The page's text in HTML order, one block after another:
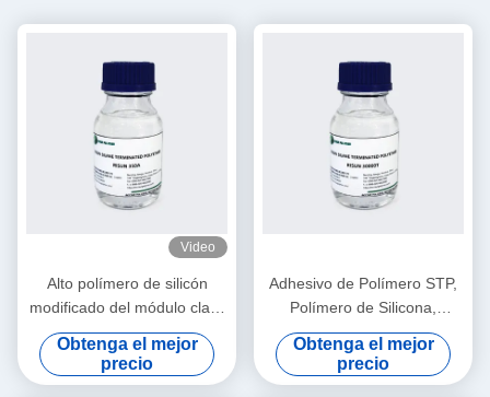
Video
Alto polímero de silicón
modificado del módulo claro
para el satinado estructural
del silicón
Obtenga el mejor
precio
Adhesivo de Polímero STP,
Polímero de Silicona,
Líquido de Bajo Módulo
Altamente Reactivo
Obtenga el mejor
precio